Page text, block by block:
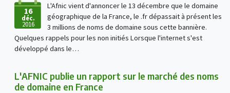
16
déc.
2016
L'Afnic vient d'annoncer le 13 décembre que le domaine
géographique de la France, le .fr dépassait à présent les
3 millions de noms de domaine sous cette bannière.
Quelques rappels pour les non initiés Lorsque l'internet s'est
développé dans le…
L'AFNIC publie un rapport sur le marché des noms
de domaine en France